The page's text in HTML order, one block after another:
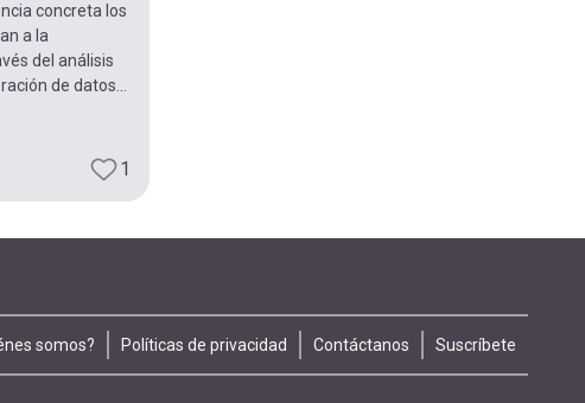
concreta los
a la
del análisis
de datos...
1
somos? Políticas de privacidad Contáctanos Suscríbete